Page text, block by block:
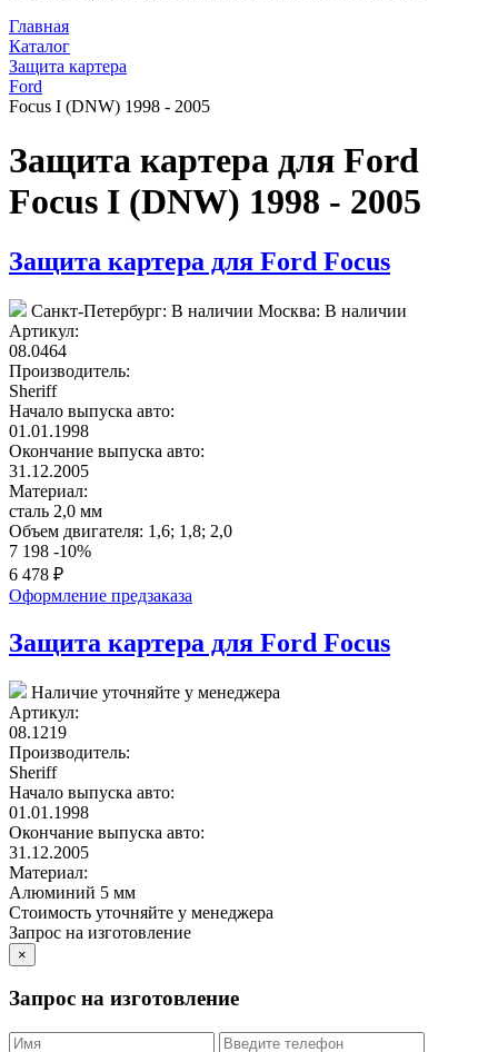
Главная
Каталог
Защита картера
Ford
Focus I (DNW) 1998 - 2005
Защита картера для Ford
Focus I (DNW) 1998 - 2005
Защита картера для Ford Focus
Санкт-Петербург: В наличии Москва: В наличии
Артикул:
08.0464
Производитель:
Sheriff
Начало выпуска авто:
01.01.1998
Окончание выпуска авто:
31.12.2005
Материал:
сталь 2,0 мм
Объем двигателя: 1,6; 1,8; 2,0
7 198 -10%
6 478 ₽
Оформление предзаказа
Защита картера для Ford Focus
Наличие уточняйте у менеджера
Артикул:
08.1219
Производитель:
Sheriff
Начало выпуска авто:
01.01.1998
Окончание выпуска авто:
31.12.2005
Материал:
Алюминий 5 мм
Стоимость уточняйте у менеджера
Запрос на изготовление
×
Запрос на изготовление